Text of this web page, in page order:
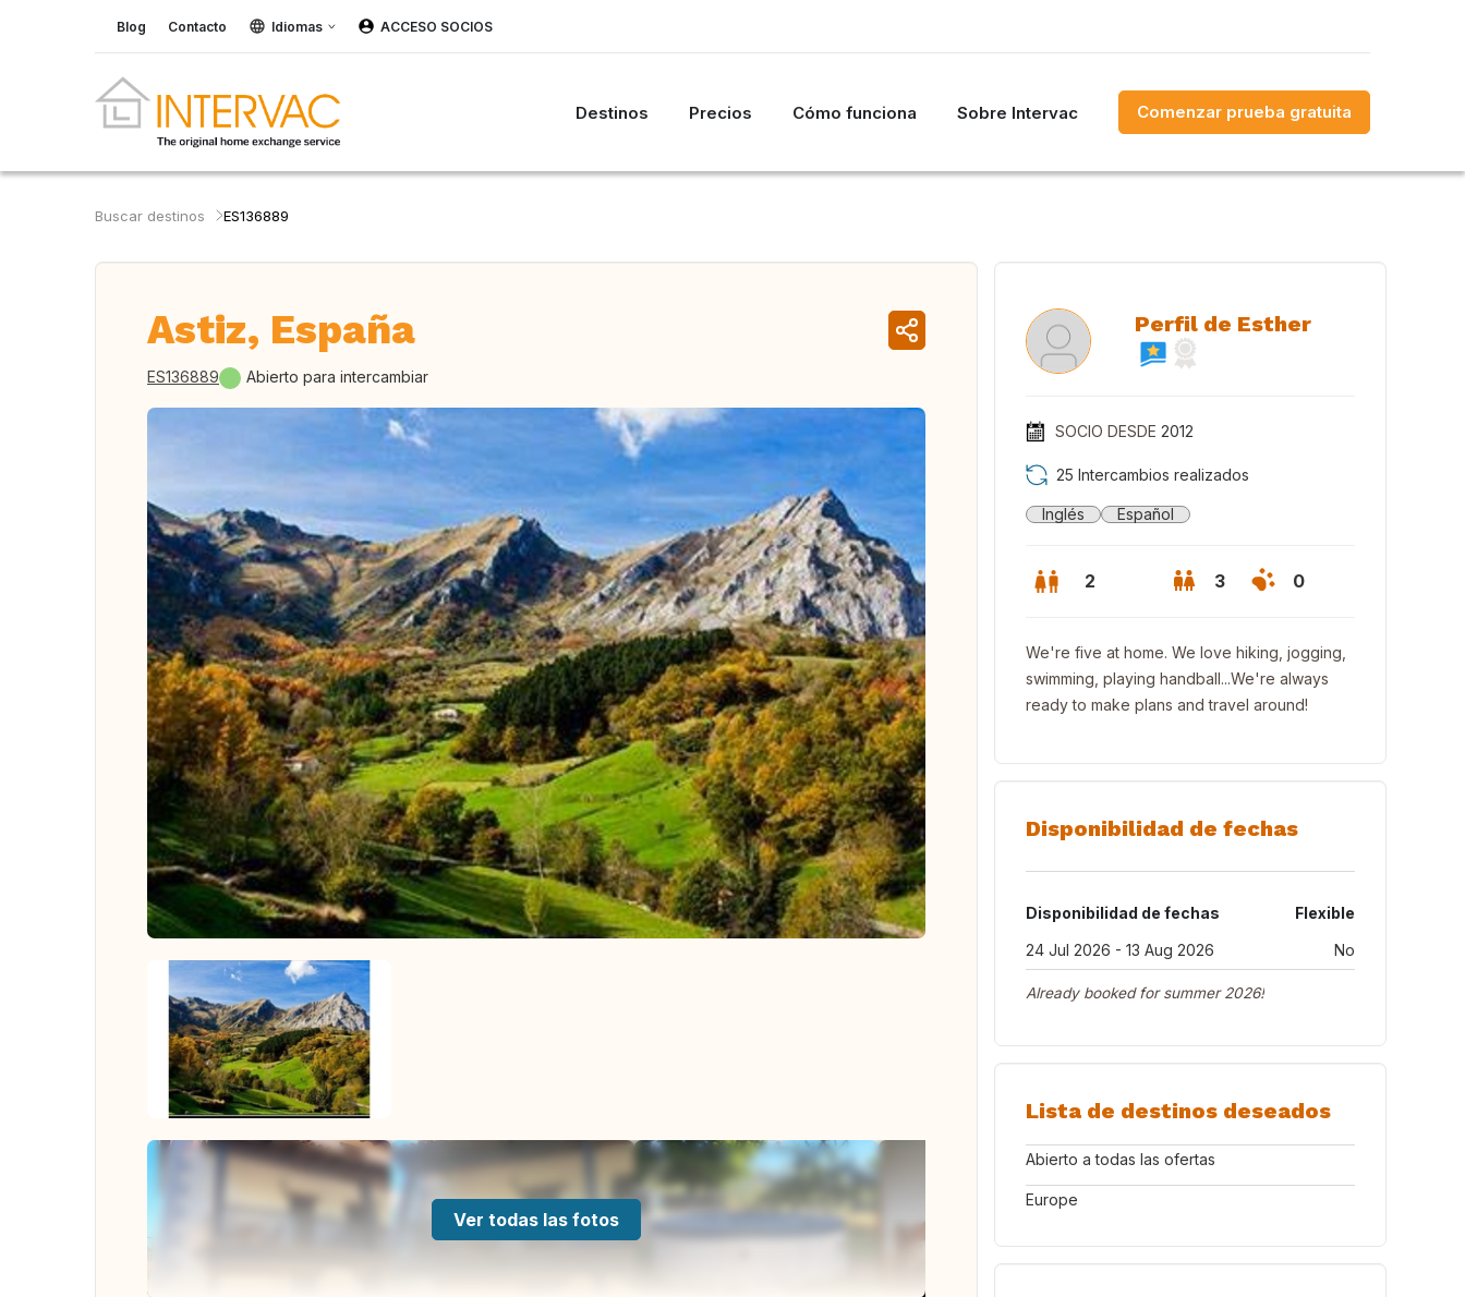
Blog Contacto Idiomas ACCESO SOCIOS
Destinos Precios Cómo funciona Sobre Intervac Comenzar prueba gratuita
Buscar destinos ES136889
Astiz, España
ES136889 Abierto para intercambiar
Ver todas las fotos
Perfil de Esther
SOCIO DESDE 2012
25 Intercambios realizados
Inglés Español
2 3 0
We're five at home. We love hiking, jogging,
swimming, playing handball...We're always
ready to make plans and travel around!
Disponibilidad de fechas
Disponibilidad de fechas
Flexible
24 Jul 2026 - 13 Aug 2026
No
Already booked for summer 2026!
Lista de destinos deseados
Abierto a todas las ofertas
Europe